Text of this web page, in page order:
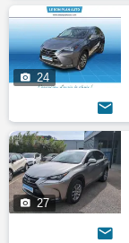
 24

 27
